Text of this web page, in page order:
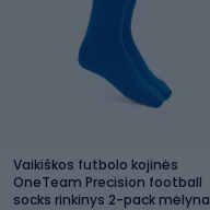
Vaikiškos futbolo kojinės
OneTeam Precision football
socks rinkinys 2-pack mėlyna